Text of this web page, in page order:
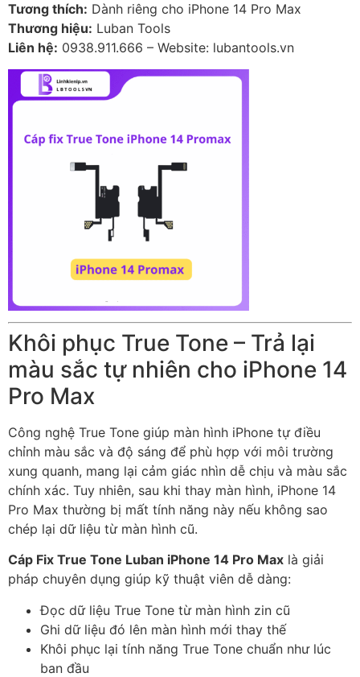
Tương thích: Dành riêng cho iPhone 14 Pro Max
Thương hiệu: Luban Tools
Liên hệ: 0938.911.666 – Website: lubantools.vn
Khôi phục True Tone – Trả lại
màu sắc tự nhiên cho iPhone 14
Pro Max
Công nghệ True Tone giúp màn hình iPhone tự điều
chỉnh màu sắc và độ sáng để phù hợp với môi trường
xung quanh, mang lại cảm giác nhìn dễ chịu và màu sắc
chính xác. Tuy nhiên, sau khi thay màn hình, iPhone 14
Pro Max thường bị mất tính năng này nếu không sao
chép lại dữ liệu từ màn hình cũ.
Cáp Fix True Tone Luban iPhone 14 Pro Max là giải
pháp chuyên dụng giúp kỹ thuật viên dễ dàng:
Đọc dữ liệu True Tone từ màn hình zin cũ
Ghi dữ liệu đó lên màn hình mới thay thế
Khôi phục lại tính năng True Tone chuẩn như lúc
ban đầu